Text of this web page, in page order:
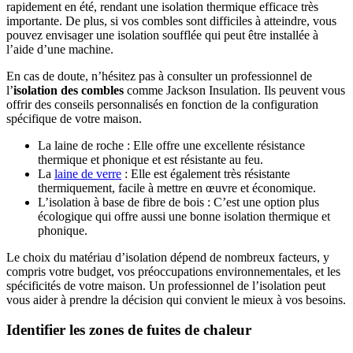
rapidement en été, rendant une isolation thermique efficace très
importante. De plus, si vos combles sont difficiles à atteindre, vous
pouvez envisager une isolation soufflée qui peut être installée à
l’aide d’une machine.
En cas de doute, n’hésitez pas à consulter un professionnel de
l’isolation des combles comme Jackson Insulation. Ils peuvent vous
offrir des conseils personnalisés en fonction de la configuration
spécifique de votre maison.
La laine de roche : Elle offre une excellente résistance
thermique et phonique et est résistante au feu.
La laine de verre : Elle est également très résistante
thermiquement, facile à mettre en œuvre et économique.
L’isolation à base de fibre de bois : C’est une option plus
écologique qui offre aussi une bonne isolation thermique et
phonique.
Le choix du matériau d’isolation dépend de nombreux facteurs, y
compris votre budget, vos préoccupations environnementales, et les
spécificités de votre maison. Un professionnel de l’isolation peut
vous aider à prendre la décision qui convient le mieux à vos besoins.
Identifier les zones de fuites de chaleur